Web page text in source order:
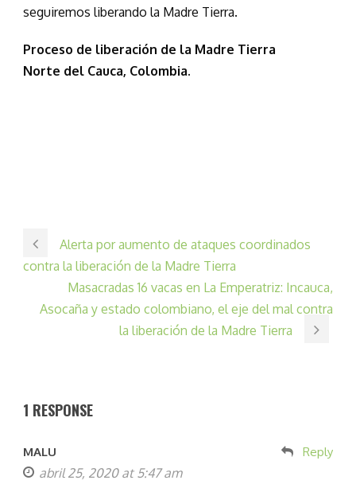
seguiremos liberando la Madre Tierra.
Proceso de liberación de la Madre Tierra
Norte del Cauca, Colombia.
Alerta por aumento de ataques coordinados
contra la liberación de la Madre Tierra
Masacradas 16 vacas en La Emperatriz: Incauca,
Asocaña y estado colombiano, el eje del mal contra
la liberación de la Madre Tierra
1 RESPONSE
MALU
abril 25, 2020 at 5:47 am
Reply